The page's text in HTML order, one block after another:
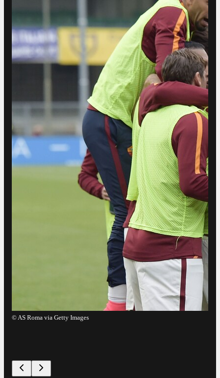
©AS Roma via Getty Images